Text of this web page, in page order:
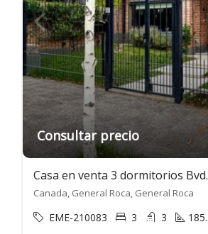
Consultar precio
Canada, General Roca, General Roca
EME-210083 3 3